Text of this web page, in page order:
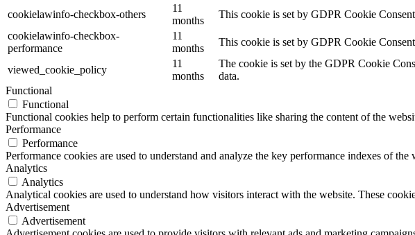
cookielawinfo-checkbox-others
11
months
This cookie is set by GDPR Cookie
cookielawinfo-checkbox-
performance
11
months
This cookie is set by GDPR Cookie
viewed_cookie_policy
11
months
The cookie is set by the GDPR Cookie
data.
Functional
Functional
Functional cookies help to perform certain functionalities like sharing the content of the
Performance
Performance
Performance cookies are used to understand and analyze the key performance indexes of
Analytics
Analytics
Analytical cookies are used to understand how visitors interact with the website. These
Advertisement
Advertisement